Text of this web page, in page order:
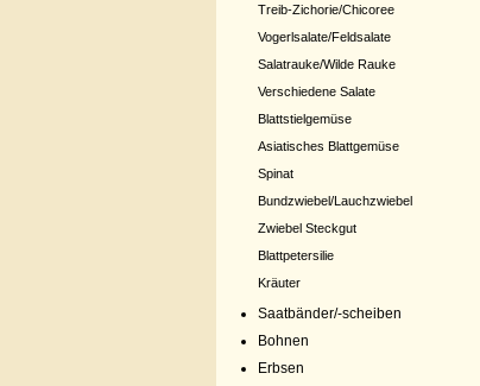
Treib-Zichorie/Chicoree
Vogerlsalate/Feldsalate
Salatrauke/Wilde Rauke
Verschiedene Salate
Blattstielgemüse
Asiatisches Blattgemüse
Spinat
Bundzwiebel/Lauchzwiebel
Zwiebel Steckgut
Blattpetersilie
Kräuter
Saatbänder/-scheiben
Bohnen
Erbsen